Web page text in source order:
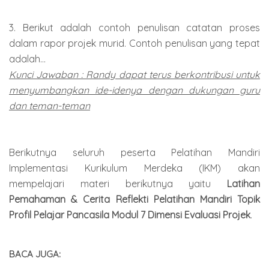
3. Berikut adalah contoh penulisan catatan proses
dalam rapor projek murid. Contoh penulisan yang tepat
adalah...
Kunci Jawaban : Randy dapat terus berkontribusi untuk
menyumbangkan ide-idenya dengan dukungan guru
dan teman-teman
Berikutnya seluruh peserta Pelatihan Mandiri
Implementasi Kurikulum Merdeka (IKM) akan
mempelajari materi berikutnya yaitu Latihan
Pemahaman & Cerita Reflekti Pelatihan Mandiri Topik
Profil Pelajar Pancasila Modul 7 Dimensi Evaluasi Projek.
BACA JUGA: